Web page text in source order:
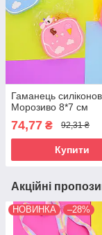
Гаманець
Морозиво 8*7 см
74,77 ₴ 92,31 ₴
Купити
Акційні
НОВИНКА –28%